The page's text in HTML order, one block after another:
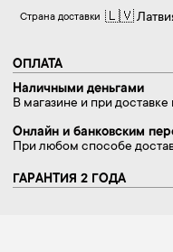
Страна доставки
ОПЛАТА
Наличными деньгами
В магазине и при доставке
Онлайн и банковским
При любом способе
ГАРАНТИЯ 2 ГОДА